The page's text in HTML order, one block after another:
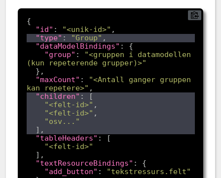
"id" : "<unik-id>"
"type" : "Group"
"dataModelBindings"
"group" :
"<gruppen i datamodellen
(kun repeterende grupper)>"
"maxCount" :
"<Antall ganger gruppen
kan repetere>"
"children"
"<felt-id>"
"<felt-id>"
"osv..."
"tableHeaders"
"<felt-id>"
"textResourceBindings"
"add_button" :
"tekstressurs.felt"